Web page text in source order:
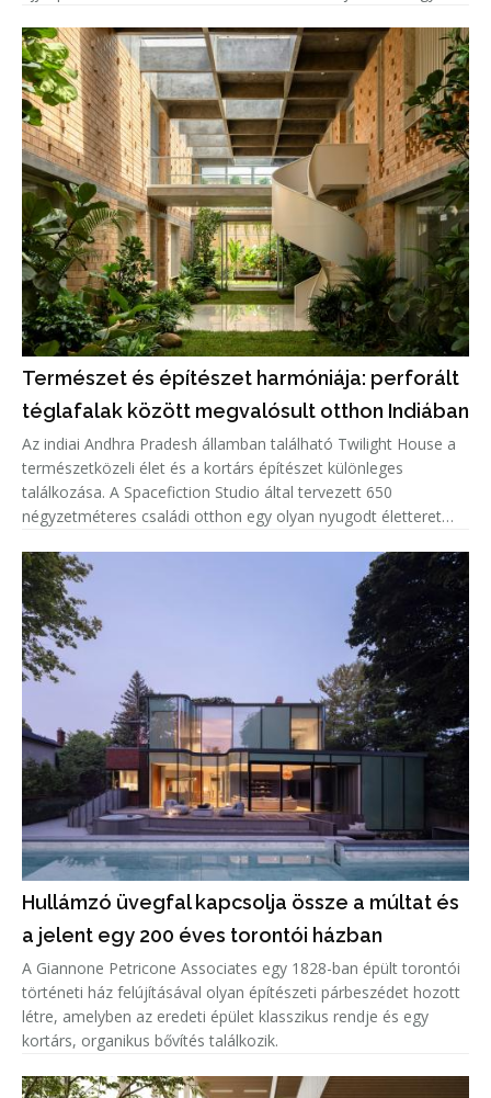
Természet és építészet harmóniája: perforált
téglafalak között megvalósult otthon Indiában
Az indiai Andhra Pradesh államban található Twilight House a
természetközeli élet és a kortárs építészet különleges
találkozása. A Spacefiction Studio által tervezett 650
négyzetméteres családi otthon egy olyan nyugodt életteret
természe
Hullámzó üvegfal kapcsolja össze a múltat és
a jelent egy 200 éves torontói házban
A Giannone Petricone Associates egy 1828-ban épült torontói
történeti ház felújításával olyan építészeti párbeszédet hozott
létre, amelyben az eredeti épület klasszikus rendje és egy
kortárs, organikus bővítés találkozik.